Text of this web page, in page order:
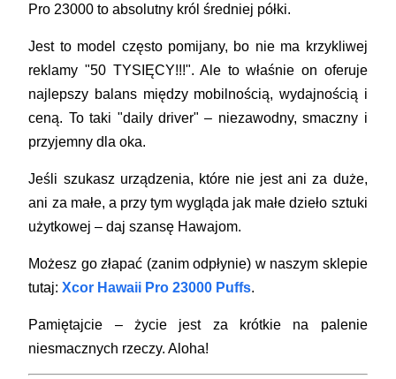
Pro 23000 to absolutny król średniej półki.
Jest to model często pomijany, bo nie ma krzykliwej
reklamy "50 TYSIĘCY!!!". Ale to właśnie on oferuje
najlepszy balans między mobilnością, wydajnością i
ceną. To taki "daily driver" – niezawodny, smaczny i
przyjemny dla oka.
Jeśli szukasz urządzenia, które nie jest ani za duże,
ani za małe, a przy tym wygląda jak małe dzieło sztuki
użytkowej – daj szansę Hawajom.
Możesz go złapać (zanim odpłynie) w naszym sklepie
tutaj:Xcor Hawaii Pro 23000 Puffs.
Pamiętajcie – życie jest za krótkie na palenie
niesmacznych rzeczy. Aloha!